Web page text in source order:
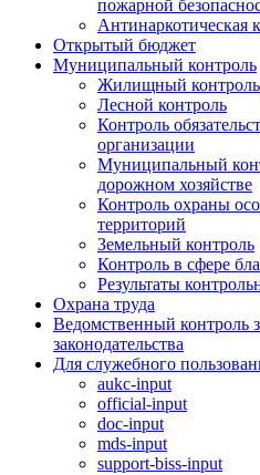
пожарной
Антинаркотическая
Открытый бюджет
Муниципальный контроль
Жилищный контроль
Лесной контроль
Контроль
организации
Муниципальный
дорожном хозяйстве
Контроль охраны
территорий
Земельный контроль
Контроль в сфере
Результаты
Охрана труда
Ведомственный контроль
законодательства
Для служебного
aukc-input
official-input
doc-input
mds-input
support-biss-input